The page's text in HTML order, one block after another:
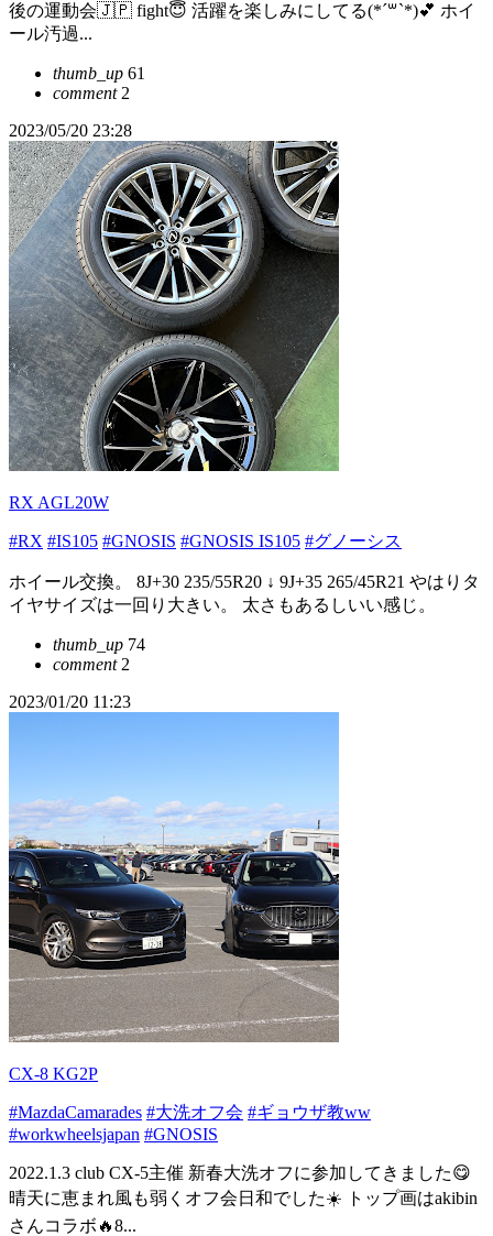
後の運動会🇯🇵 fight😇 活躍を楽しみにしてる(*´꒳`*)💕 ホイ
ール汚過...
thumb_up 61
comment2
2023/05/20 23:28
RX AGL20W
#RX #IS105 #GNOSIS #GNOSIS IS105 #グノーシス
ホイール交換。 8J+30 235/55R20 ↓ 9J+35 265/45R21 やはりタ
イヤサイズは一回り大きい。 太さもあるしいい感じ。
thumb_up 74
comment2
2023/01/20 11:23
CX-8 KG2P
#MazdaCamarades #大洗オフ会 #ギョウザ教ww
#workwheelsjapan #GNOSIS
2022.1.3 club CX-5主催 新春大洗オフに参加してきました😋
晴天に恵まれ風も弱くオフ会日和でした☀️ トップ画はakibin
さんコラボ🔥8...